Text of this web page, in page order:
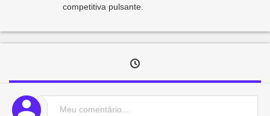
competitiva pulsante.